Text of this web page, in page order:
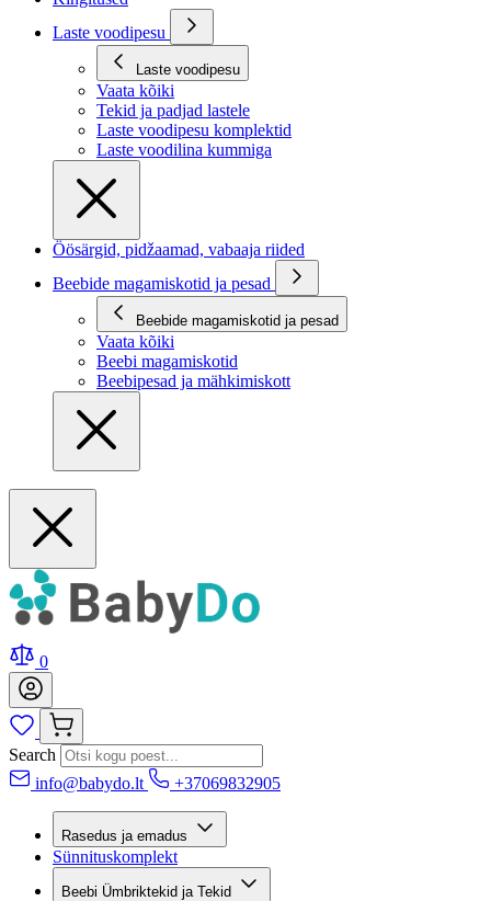
Laste voodipesu
Laste voodipesu
Vaata kõiki
Tekid ja padjad lastele
Laste voodipesu komplektid
Laste voodilina kummiga
Öösärgid, pidžaamad, vabaaja riided
Beebide magamiskotid ja pesad
Beebide magamiskotid ja pesad
Vaata kõiki
Beebi magamiskotid
Beebipesad ja mähkimiskott
0
Search
info@babydo.lt
+37069832905
Rasedus ja emadus
Sünnituskomplekt
Beebi Ümbriktekid ja Tekid